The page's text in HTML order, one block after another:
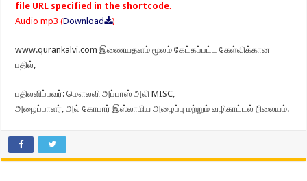
file URL specified in the shortcode.
Audio mp3 (Download )
www.qurankalvi.com இணையதளம் மூலம் கேட்கப்பட்ட கேள்விக்கான
பதில்,
பதிலளிப்பவர்: மௌலவி அப்பாஸ் அலி MISC,
அழைப்பாளர், அல் கோபார் இஸ்லாமிய அழைப்பு மற்றும் வழிகாட்டல் நிலையம்.